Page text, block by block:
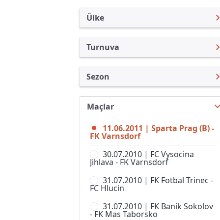
Ülke
Çek Cumhuriyeti
Türkiye
Uluslararası
Uluslararası Kulüpler
Turkiye
İngiltere
Almanya Amatör
Fransa
Turnuva
1. Lig, Kadınlar
1st Division
CFL
Divize A
Divize C
Divize D
Sezon
FNL 26/27
FNL 25/26
FNL 24/25
FNL 23/24
FNL 22/23
FNL 21/22
Maçlar
11.06.2011 | Sparta Prag (B) -
FK Varnsdorf
30.07.2010 | FC Vysocina
Jihlava - FK Varnsdorf
31.07.2010 | FK Fotbal Trinec -
FC Hlucin
31.07.2010 | FK Baník Sokolov
- FK Mas Taborsko